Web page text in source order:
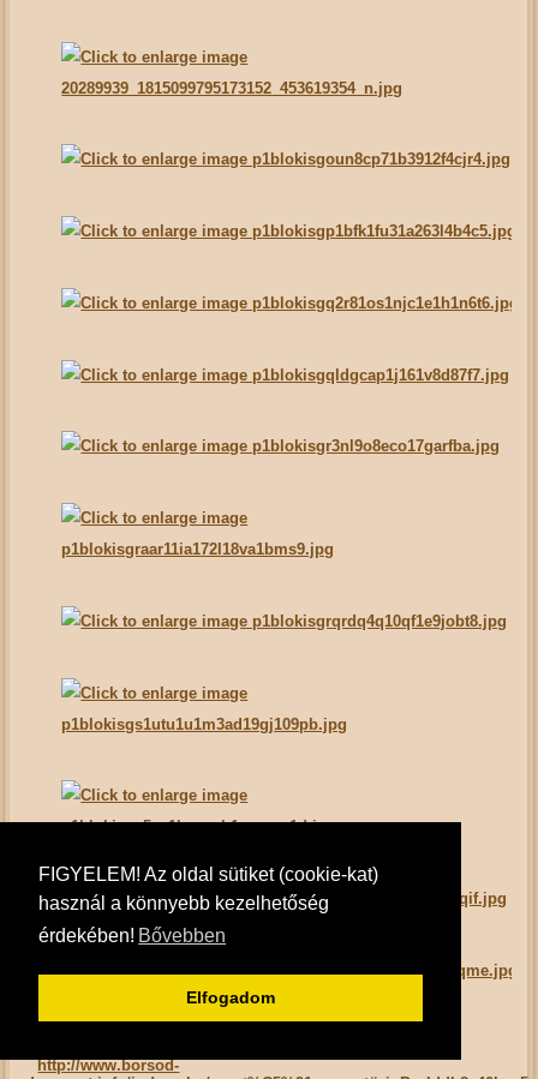
FIGYELEM! Az oldal sütiket (cookie-kat)
használ a könnyebb kezelhetőség
érdekében! Bővebben
Elfogadom
http://www.borsod-